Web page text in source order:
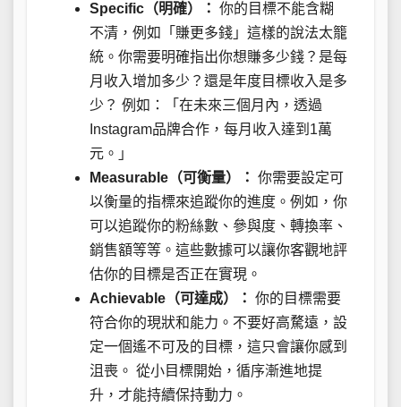
Specific（明確）： 你的目標不能含糊
不清，例如「賺更多錢」這樣的說法太籠
統。你需要明確指出你想賺多少錢？是每
月收入增加多少？還是年度目標收入是多
少？ 例如：「在未來三個月內，透過
Instagram品牌合作，每月收入達到1萬
元。」
Measurable（可衡量）： 你需要設定可
以衡量的指標來追蹤你的進度。例如，你
可以追蹤你的粉絲數、參與度、轉換率、
銷售額等等。這些數據可以讓你客觀地評
估你的目標是否正在實現。
Achievable（可達成）： 你的目標需要
符合你的現狀和能力。不要好高騖遠，設
定一個遙不可及的目標，這只會讓你感到
沮喪。 從小目標開始，循序漸進地提
升，才能持續保持動力。